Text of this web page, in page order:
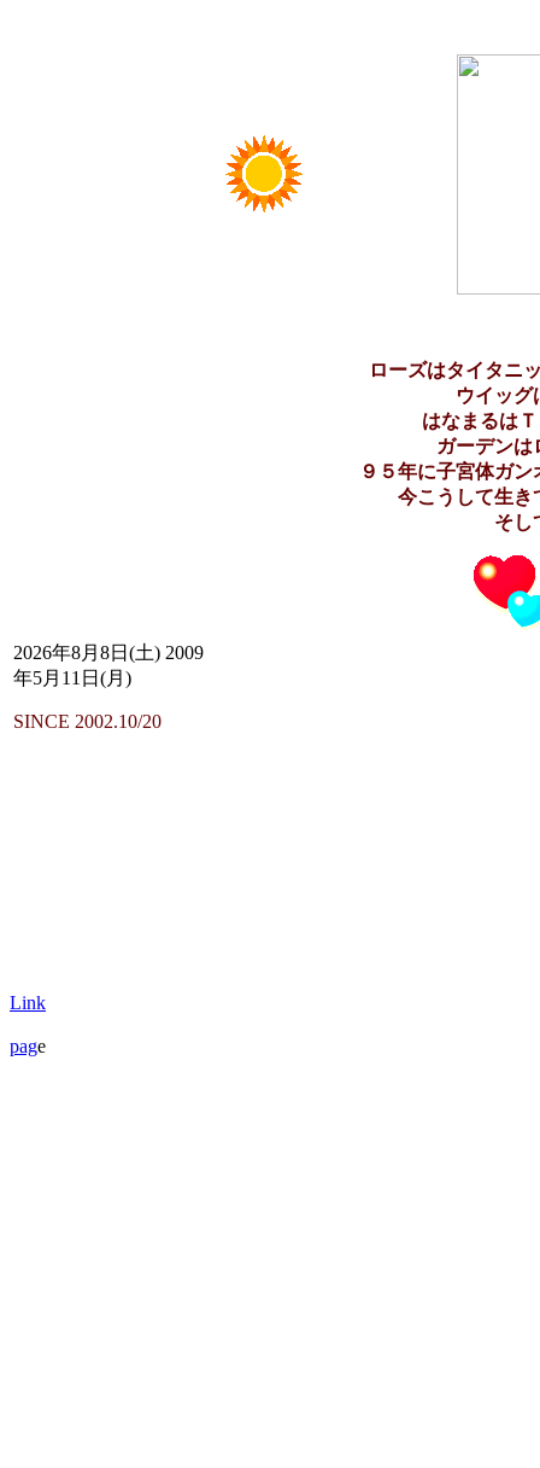
ローズはタイタニ
ウイッグ
はなまるは
ガーデンは
９５年に子宮体ガ
今こうして生き
そし
2026年8月8日(土) 2009
年5月11日(月)
SINCE 2002.10/20
Link
page